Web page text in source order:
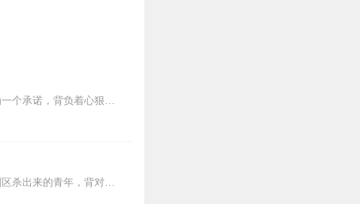
！很棒的小说，很棒的
来。旁白都不想夸了，
欢迎关注主播，订阅收听哦天涯地角有穷时，只有相思无尽处，命运多舛的女子，苏然因为一个承诺，背负着心狠手辣忘恩负义的罪名，被爱人怒骂，被姐姐陷害，那么为了执着...
【内容简介】灾变过后，大地满目疮痍。粮食匮乏，资源紧俏，局势混乱……一位从待规划区杀出来的青年，背对着漫天黄沙，孤身来到九区谋生，却不曾想偶然结识三五好友，一念...